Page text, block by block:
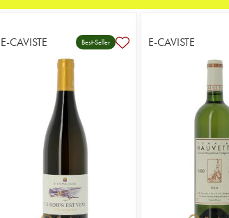
E-CAVISTE Best-Seller E-CAVISTE